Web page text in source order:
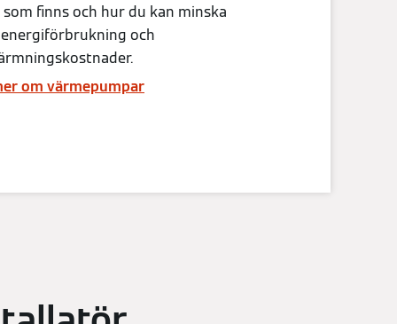
finns och hur du kan minska
energiförbrukning och
om värmepumpar